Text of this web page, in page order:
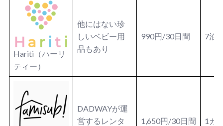
Hariti（ハーリ
ティー）
他にはない珍
しいベビー用
品もあり
990円/30日間 7泊
DADWAYが運
営するレンタ
1,650円/30日間 1カ